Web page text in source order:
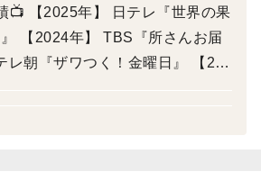
シャトーブリアン桃を含む樹上完
異の【累計受注数10,000件】突破致
📺 【2025年】 日テレ『世界の果
届
『ザワつく！金曜日』 【202